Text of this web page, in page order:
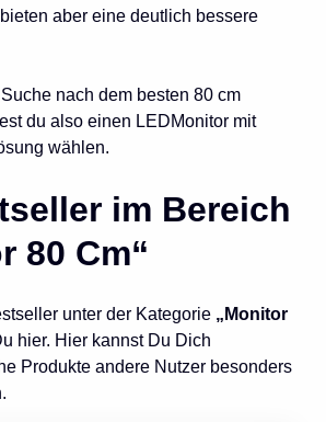
aber eine deutlich bessere
nach dem besten 80 cm
du also einen LEDMonitor mit
wählen.
im Bereich
80 Cm“
unter der Kategorie „Monitor
hier. Hier kannst Du Dich
Produkte andere Nutzer besonders